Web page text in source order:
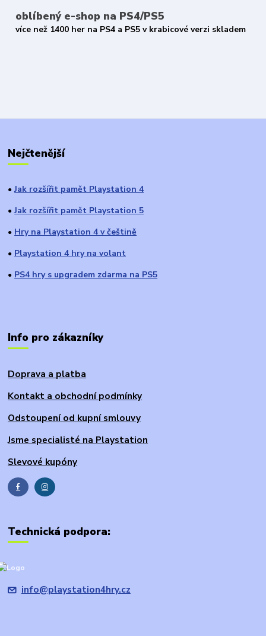
oblíbený e-shop na PS4/PS5
více než 1400 her na PS4 a PS5 v krabicové verzi skladem
Nejčtenější
● Jak rozšířit pamět Playstation 4
● Jak rozšířit pamět Playstation 5
● Hry na Playstation 4 v češtině
● Playstation 4 hry na volant
● PS4 hry s upgradem zdarma na PS5
Info pro zákazníky
Doprava a platba
Kontakt a obchodní podmínky
Odstoupení od kupní smlouvy
Jsme specialisté na Playstation
Slevové kupóny
Technická podpora:
info@playstation4hry.cz